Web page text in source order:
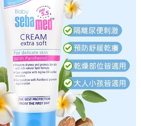
徵得法定代理人或監護人之同意方可使用
經同意申辦者引起之損失，本公司不負相關責
」時，將依據個別帳號之用戶狀況，依本公司即
；若仍有額度不足之情形，本公司將視審查結果
或使用他人資訊註冊。若發現惡意使用之情形，
權停止該用戶之使用額度並採取法律行動。